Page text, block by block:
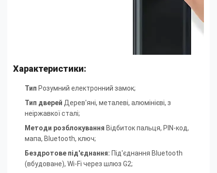
Характеристики:
Тип Розумний електронний замок;
Тип дверей Дерев'яні, металеві, алюмінієві, з
неіржавкої сталі;
Методи розблокування Відбиток пальця, PIN-код,
мапа, Bluetooth, ключ;
Бездротове під'єднання: Під'єднання Bluetooth
(вбудоване), Wi-Fi через шлюз G2;